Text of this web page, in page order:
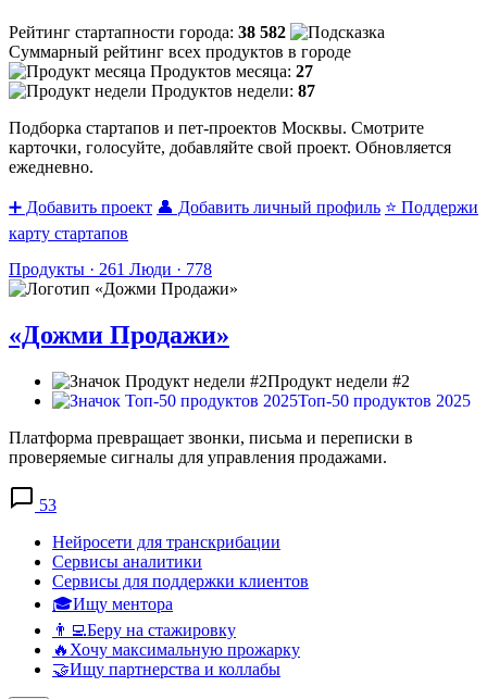
Рейтинг стартапности города: 38 582
Суммарный рейтинг всех продуктов в городе
Продуктов месяца: 27
Продуктов недели: 87
Подборка стартапов и пет-проектов Москвы. Смотрите
карточки, голосуйте, добавляйте свой проект. Обновляется
ежедневно.
➕ Добавить проект 👤 Добавить личный профиль ⭐️ Поддержи
карту стартапов
Продукты · 261 Люди · 778
«Дожми Продажи»
Продукт недели #2
Топ-50 продуктов 2025
Платформа превращает звонки, письма и переписки в
проверяемые сигналы для управления продажами.
53
Нейросети для транскрибации
Сервисы аналитики
Сервисы для поддержки клиентов
🎓Ищу ментора
👨‍💻Беру на стажировку
🔥Хочу максимальную прожарку
🤝Ищу партнерства и коллабы